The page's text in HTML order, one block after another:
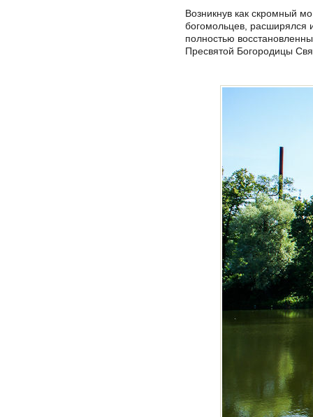
Возникнув как скромный
богомольцев, расширялся
полностью
Пресвятой Богородицы